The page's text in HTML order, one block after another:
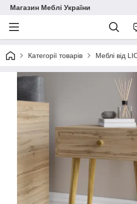
Магазин Меблі України
Категорії товарів Меблі від